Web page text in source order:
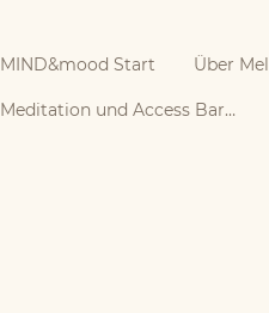
MIND&mood Start Über Mel
Meditation und Access Bars in Braunschweig